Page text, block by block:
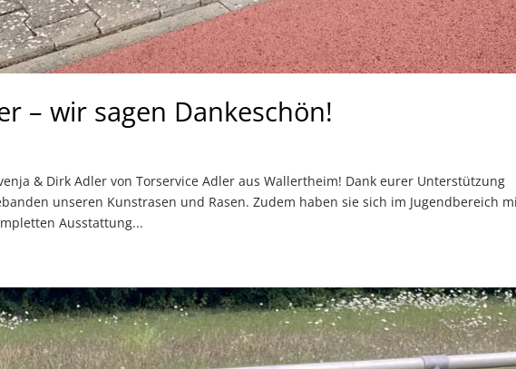
– wir sagen Dankeschön!
& Dirk Adler von Torservice Adler aus Wallertheim! Dank eurer Unterstützung
unseren Kunstrasen und Rasen. Zudem haben sie sich im Jugendbereich
Ausstattung...